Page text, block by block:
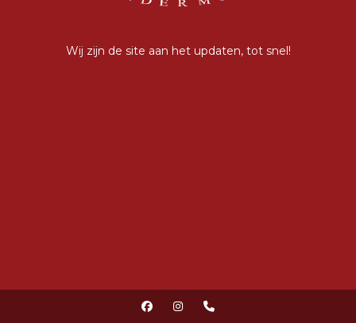
Wij zijn de site aan het updaten, tot snel!